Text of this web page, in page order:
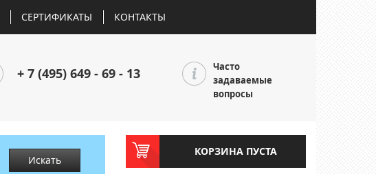
СЕРТИФИКАТЫ КОНТАКТЫ
+ 7 (495) 649 - 69 - 13
Часто
задаваемые
вопросы
Искать
КОРЗИНА ПУСТА